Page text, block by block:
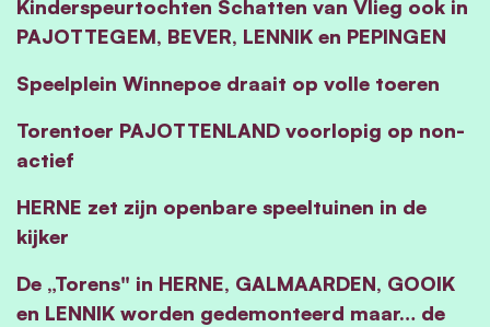
Kinderspeurtochten Schatten van Vlieg ook in
PAJOTTEGEM, BEVER, LENNIK en PEPINGEN
Speelplein Winnepoe draait op volle toeren
Torentoer PAJOTTENLAND voorlopig op non-
actief
HERNE zet zijn openbare speeltuinen in de
kijker
De „Torens" in HERNE, GALMAARDEN, GOOIK
en LENNIK worden gedemonteerd maar… de